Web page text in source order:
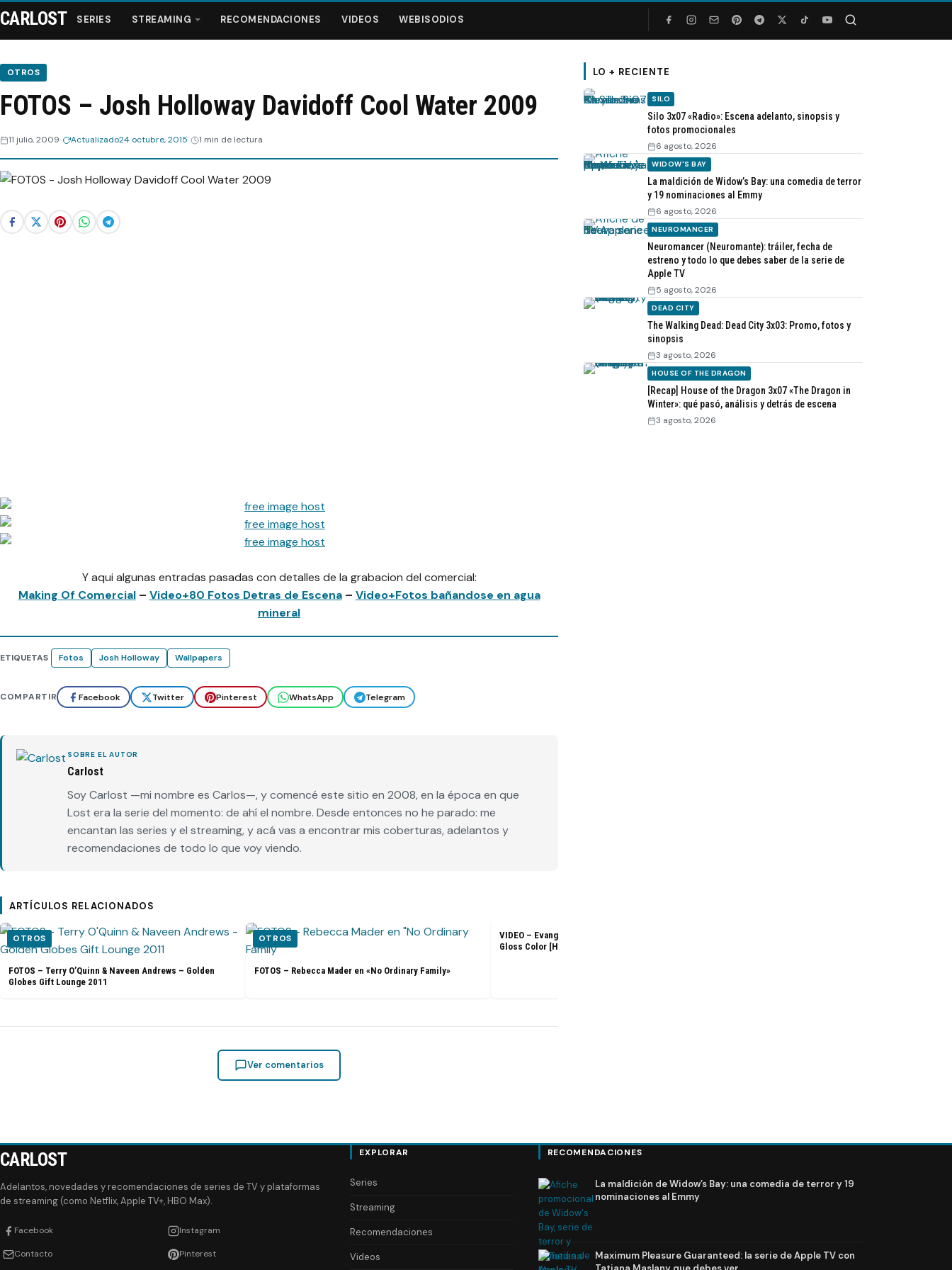
Series
Streaming
Recomendaciones
Videos
CARLOST SERIES STREAMING RECOMENDACIONES VIDEOS WEBISODIOS
OTROS
FOTOS – Josh Holloway Davidoff Cool Water 2009
11 julio, 2009 Actualizado24 octubre, 2015 1 min de lectura
Y aqui algunas entradas pasadas con detalles de la grabacion del comercial:
Making Of Comercial– Video+80 Fotos Detras de Escena– Video+Fotos bañandose en agua
mineral
ETIQUETAS Fotos Josh Holloway Wallpapers
COMPARTIR Facebook Twitter Pinterest WhatsApp Telegram
SOBRE EL AUTOR
Carlost
Soy Carlost —mi nombre es Carlos—, y comencé este sitio en 2008, en la época en que
Lost era la serie del momento: de ahí el nombre. Desde entonces no he parado: me
encantan las series y el streaming, y acá vas a encontrar mis coberturas, adelantos y
recomendaciones de todo lo que voy viendo.
ARTÍCULOS RELACIONADOS
OTROS
FOTOS – Terry O’Quinn & Naveen Andrews – Golden
Globes Gift Lounge 2011
OTROS
FOTOS – Rebecca Mader en «No Ordinary Family»
VIDEO – Evangeline Lilly – L’Oreal Healthy Look Creme
Gloss Color [HD]
Ver comentarios
LO + RECIENTE
SILO
Silo 3x07 «Radio»: Escena adelanto, sinopsis y
fotos promocionales
6 agosto, 2026
WIDOW'S BAY
La maldición de Widow’s Bay: una comedia de terror
y 19 nominaciones al Emmy
6 agosto, 2026
NEUROMANCER
Neuromancer (Neuromante): tráiler, fecha de
estreno y todo lo que debes saber de la serie de
Apple TV
5 agosto, 2026
DEAD CITY
The Walking Dead: Dead City 3x03: Promo, fotos y
sinopsis
3 agosto, 2026
HOUSE OF THE DRAGON
[Recap] House of the Dragon 3x07 «The Dragon in
Winter»: qué pasó, análisis y detrás de escena
3 agosto, 2026
CARLOST
Adelantos, novedades y recomendaciones de series de TV y plataformas
de streaming (como Netflix, Apple TV+, HBO Max).
Facebook Instagram
Contacto Pinterest
EXPLORAR
Series
Streaming
Recomendaciones
Videos
RECOMENDACIONES
La maldición de Widow’s Bay: una comedia de terror y 19
nominaciones al Emmy
Maximum Pleasure Guaranteed: la serie de Apple TV con